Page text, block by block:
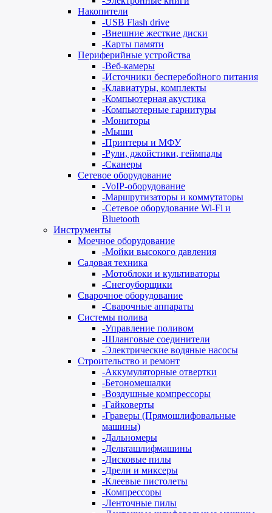
Накопители
-USB Flash drive
-Внешние жесткие диски
-Карты памяти
Периферийные устройства
-Веб-камеры
-Источники бесперебойного питания
-Клавиатуры, комплекты
-Компьютерная акустика
-Компьютерные гарнитуры
-Мониторы
-Мыши
-Принтеры и МФУ
-Рули, джойстики, геймпады
-Сканеры
Сетевое оборудование
-VoIP-оборудование
-Маршрутизаторы и коммутаторы
-Сетевое оборудование Wi-Fi и
Bluetooth
Инструменты
Моечное оборудование
-Мойки высокого давления
Садовая техника
-Мотоблоки и культиваторы
-Снегоуборщики
Сварочное оборудование
-Сварочные аппараты
Системы полива
-Управление поливом
-Шланговые соединители
-Электрические водяные насосы
Строительство и ремонт
-Аккумуляторные отвертки
-Бетономешалки
-Воздушные компрессоры
-Гайковерты
-Граверы (Прямошлифовальные
машины)
-Дальномеры
-Дельташлифмашины
-Дисковые пилы
-Дрели и миксеры
-Клеевые пистолеты
-Компрессоры
-Ленточные пилы